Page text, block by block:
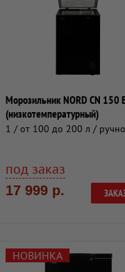
Морозильник NORD CN 150
(низкотемпературный)
1 / от 100 до 200 л /
под заказ
17 999 р.
НОВИНКА